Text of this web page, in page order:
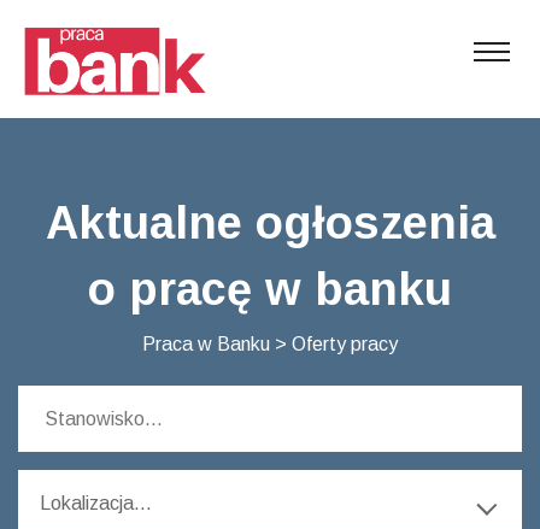
Aktualne ogłoszenia
o pracę w banku
Praca w Banku > Oferty pracy
Lokalizacja...